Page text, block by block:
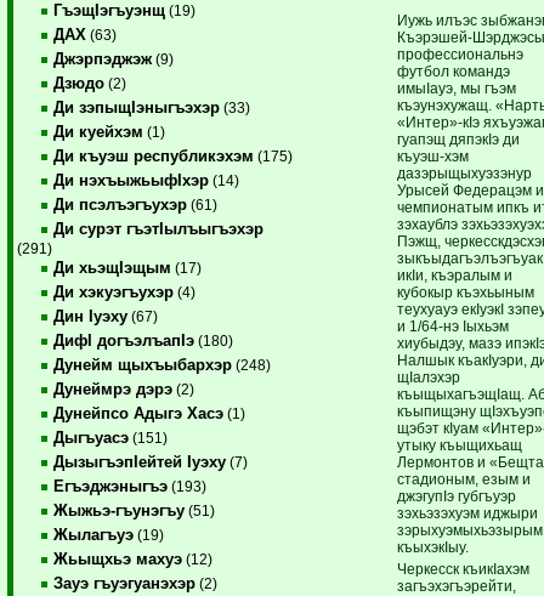
ГъэщIэгъуэнщ (19)
ДАХ (63)
Джэрпэджэж (9)
Дзюдо (2)
Ди зэпыщIэныгъэхэр (33)
Ди куейхэм (1)
Ди къуэш республикэхэм (175)
Ди нэхъыжьыфIхэр (14)
Ди псэлъэгъухэр (61)
Ди сурэт гъэтIылъыгъэхэр
(291)
Ди хьэщIэщым (17)
Ди хэкуэгъухэр (4)
Дин Iуэху (67)
ДифI догъэлъапIэ (180)
Дунейм щыхъыбархэр (248)
Дунеймрэ дэрэ (2)
Дунейпсо Адыгэ Хасэ (1)
Дыгъуасэ (151)
ДызыгъэпIейтей Iуэху (7)
Егъэджэныгъэ (193)
Жыжьэ-гъунэгъу (51)
Жылагъуэ (19)
Жьыщхьэ махуэ (12)
Зауэ гъуэгуанэхэр (2)
Иужь илъэс
Къэрэшей-
профессиональнэ
футбол командэ
имыIауэ, мы гъэм
къэунэхужащ.
«Интер»-кIэ
гуапэщ дяпэкIэ ди
къуэш-хэм
дазэрыщыхуэзэнур
Урысей Федерацэм и
чемпионатым ипкъ
зэхаублэ
Пэжщ,
икIи, къэралым и
кубокыр къэхьыным
теухуауэ екIуэкI
и 1/64-нэ Iыхьэм
хиубыдэу, мазэ
Налшык къакIуэри,
щIалэхэр
къыщыхагъэщIащ.
къыпищэну
щэбэт кIуам
утыку къыщихьащ
Лермонтов и
стадионым, езым и
джэгупIэ губгъуэр
зэхьэзэхуэм иджыри
зэрыхуэмыхьэзырым
къыхэкIыу.
Черкесск къикIахэм
загъэхэгъэрейти,